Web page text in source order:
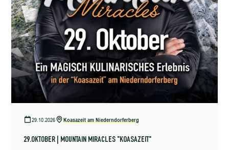
29.10.2026 Koasazeit am Niederndorferberg
29.OKTOBER | MOUNTAIN MIRACLES "KOASAZEIT"